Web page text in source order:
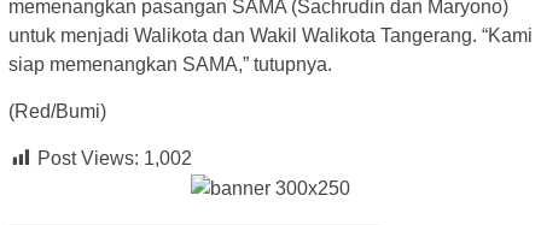
memenangkan pasangan SAMA (Sachrudin dan Maryono)
untuk menjadi Walikota dan Wakil Walikota Tangerang. “Kami
siap memenangkan SAMA,” tutupnya.
(Red/Bumi)
Post Views: 1,002